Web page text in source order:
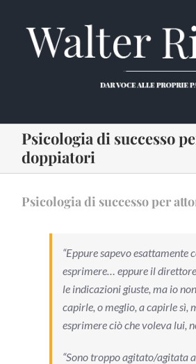
contenuto
Psicologia di successo
doppiatori
Psicologia di successo per
“Eppure sapevo esattamente
esprimere… eppure il
le indicazioni giuste, ma io
capirle, o meglio, a capirle sì,
esprimere ciò che voleva lui,
“Sono troppo agitato/agitata